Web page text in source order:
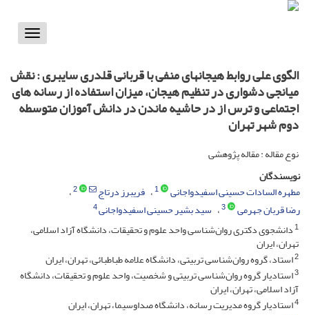
Toggle
الگوی علی روابط هیجانهای منفی با قربانی قلدری سایبری : نقش
میانجی دشواری در تنظیم هیجان، میزان استفاده از رسانه های
اجتماعی و ترس از در حاشیه ماندن در دانش آموزان متوسطه
دوم شهر تهران
نوع مقاله : مقاله پژوهشی
نویسندگان
مطهره السادات حسینی اسفیدواجانی
1 فریبرز درتاج 2
رضا قربان جهرمی 3 سید بشیر حسینی اسفیدواجانی4
1دانشجوی دکتری روان‌شناسی واحد علوم و تحقیقات، دانشگاه آزاد اسلامی،
تهران، ایران
2استاد، گروه روان‌شناسی تربیتی، دانشگاه علامه طباطبائی، تهران، ایران
3استادیار گروه روان‌شناسی تربیتی و شخصیت، واحد علوم و تحقیقات، دانشگاه
آزاد اسلامی، تهران، ایران
4استادیار گروه مدیریت رسانه، دانشگاه صداوسیما، تهران، ایران